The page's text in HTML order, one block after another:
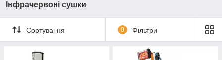
Інфрачервоні сушки
Сортування 0 Фільтри